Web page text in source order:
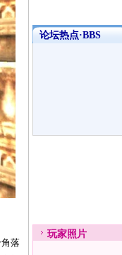
落
论坛热点·BBS
玩家照片